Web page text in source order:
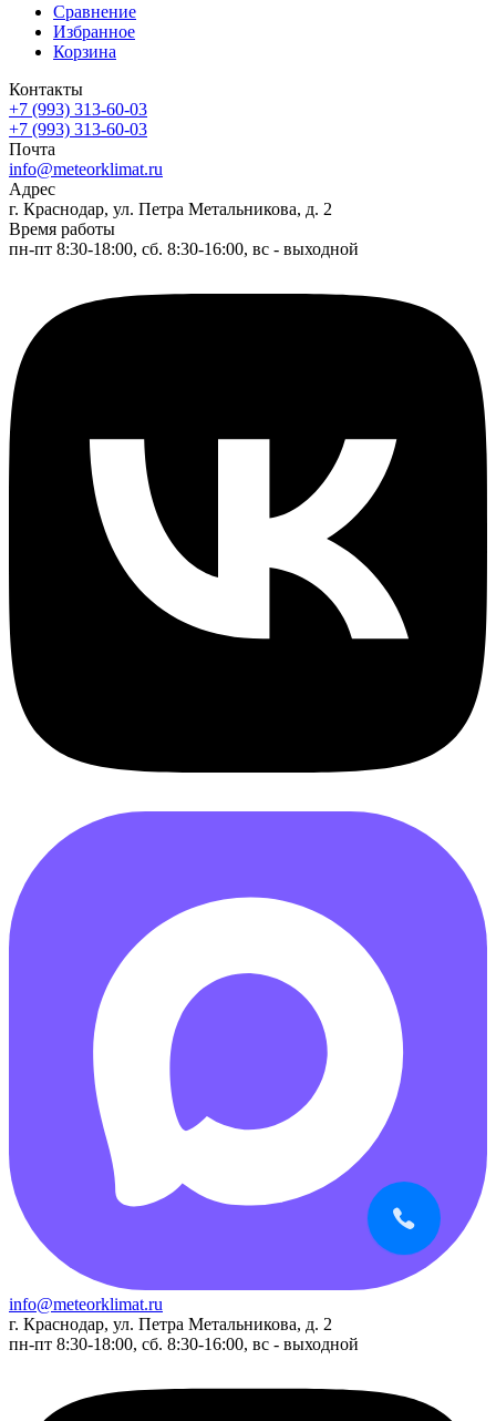
Сравнение
Избранное
Корзина
Контакты
+7 (993) 313-60-03
+7 (993) 313-60-03
Почта
info@meteorklimat.ru
Адрес
г. Краснодар, ул. Петра Метальникова, д. 2
Время работы
пн-пт 8:30-18:00, сб. 8:30-16:00, вс - выходной
info@meteorklimat.ru
г. Краснодар, ул. Петра Метальникова, д. 2
пн-пт 8:30-18:00, сб. 8:30-16:00, вс - выходной